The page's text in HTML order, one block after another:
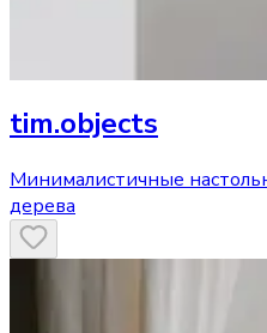
tim.objects
Минималистичные
дерева